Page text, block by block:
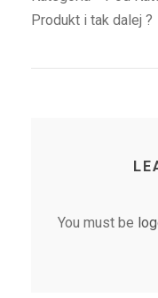
Produkt i tak dalej ?
You must be